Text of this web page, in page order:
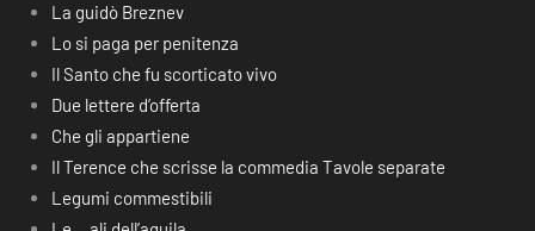
La guidò Breznev
Lo si paga per penitenza
Il Santo che fu scorticato vivo
Due lettere d’offerta
Che gli appartiene
Il Terence che scrisse la commedia Tavole separate
Legumi commestibili